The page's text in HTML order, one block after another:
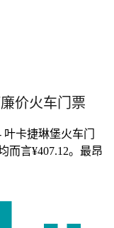
价火车门票
卡捷琳堡火车门
而言¥407.12。最昂